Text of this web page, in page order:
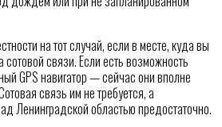
на тот случай, если в месте, куда вы
связи. Если есть возможность
GPS навигатор — сейчас они вполне
связь им не требуется, а
Ленинградской областью предостаточно.